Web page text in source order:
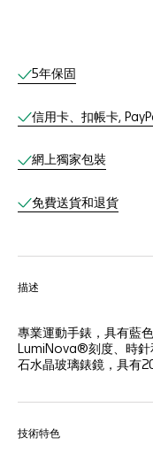
網上服務
5年保固
信用卡、扣帳卡,
網上獨家包裝
免費送貨和退貨
描述
專業運動手錶，具有藍
LumiNova®刻度、時針
石水晶玻璃錶鏡，具有
技術特色